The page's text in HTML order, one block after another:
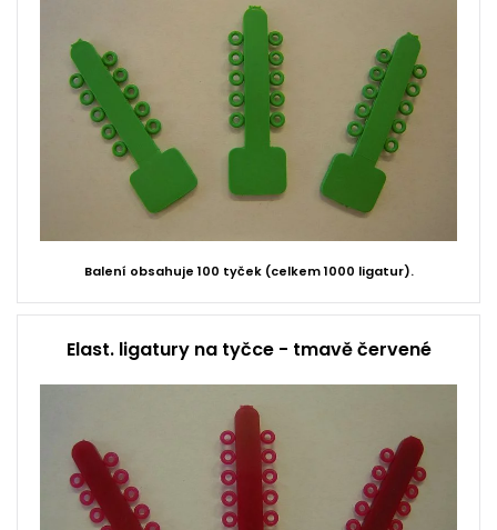
Balení obsahuje 100 tyček (celkem 1000 ligatur).
Elast. ligatury na tyčce - tmavě červené